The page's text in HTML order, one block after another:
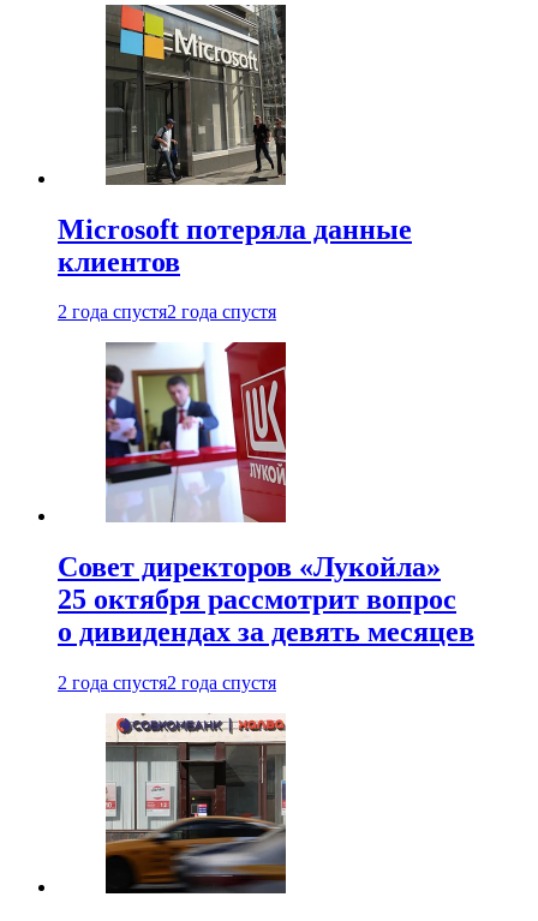
Microsoft потеряла данные
клиентов
2 года спустя2 года спустя
Совет директоров «Лукойла»
25 октября рассмотрит вопрос
о дивидендах за девять месяцев
2 года спустя2 года спустя